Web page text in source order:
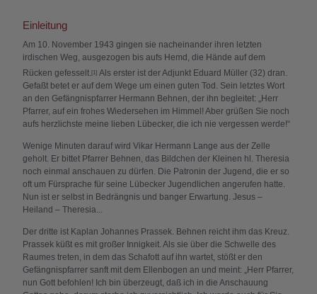
Einleitung
Am 10. November 1943 gingen sie nacheinander ihren letzten
irdischen Weg, ausgezogen bis aufs Hemd, die Hände auf dem
Rücken gefesselt.[1] Als erster ist der Adjunkt Eduard Müller (32) dran.
Gefaßt betet er auf dem Wege um einen guten Tod. Sein letztes Wort
an den Gefängnispfarrer Hermann Behnen, der ihn begleitet: „Herr
Pfarrer, auf ein frohes Wiedersehen im Himmel! Aber grüßen Sie noch
aufs herzlichste meine lieben Lübecker, die ich nie vergessen werde!“
Wenige Minuten darauf wird Vikar Hermann Lange aus der Zelle
geholt. Er bittet Pfarrer Behnen, das Bildchen der Kleinen hl. Theresia
noch einmal anschauen zu dürfen. Die Patronin der Jugend, die er so
oft um Fürsprache für seine Lübecker Jugendlichen angerufen hatte.
Nun ist er selbst in Bedrängnis und banger Erwartung. Jesus –
Heiland – Theresia...
Der dritte ist Kaplan Johannes Prassek. Behnen reicht ihm das Kreuz.
Prassek küßt es mit großer Innigkeit. Als sie über die Schwelle des
Raumes treten, in dem das Schafott auf ihn wartet, stößt er den
Gefängnispfarrer sanft mit dem Ellenbogen an und meint: „Herr Pfarrer,
nun Gott befohlen! Ich bin überzeugt, daß ich in die Anschauung